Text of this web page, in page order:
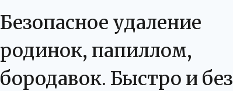
Безопасное удаление
родинок, папиллом,
бородавок. Быстро и без